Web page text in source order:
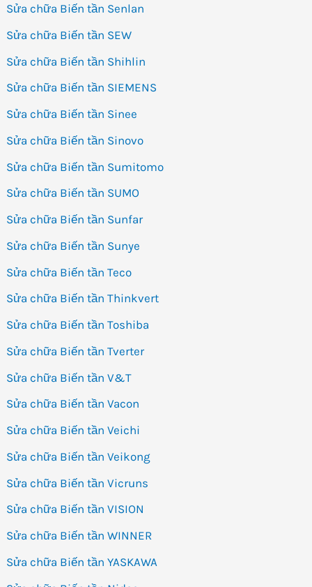
Sửa chữa Biến tần Senlan
Sửa chữa Biến tần SEW
Sửa chữa Biến tần Shihlin
Sửa chữa Biến tần SIEMENS
Sửa chữa Biến tần Sinee
Sửa chữa Biến tần Sinovo
Sửa chữa Biến tần Sumitomo
Sửa chữa Biến tần SUMO
Sửa chữa Biến tần Sunfar
Sửa chữa Biến tần Sunye
Sửa chữa Biến tần Teco
Sửa chữa Biến tần Thinkvert
Sửa chữa Biến tần Toshiba
Sửa chữa Biến tần Tverter
Sửa chữa Biến tần V&T
Sửa chữa Biến tần Vacon
Sửa chữa Biến tần Veichi
Sửa chữa Biến tần Veikong
Sửa chữa Biến tần Vicruns
Sửa chữa Biến tần VISION
Sửa chữa Biến tần WINNER
Sửa chữa Biến tần YASKAWA